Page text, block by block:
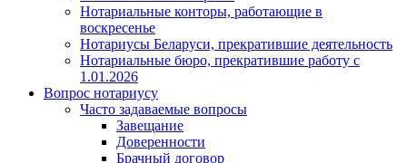
Нотариальные конторы, работающие в
воскресенье
Нотариусы Беларуси, прекратившие деятельность
Нотариальные бюро, прекратившие работу с
1.01.2026
Вопрос нотариусу
Часто задаваемые вопросы
Завещание
Доверенности
Брачный договор